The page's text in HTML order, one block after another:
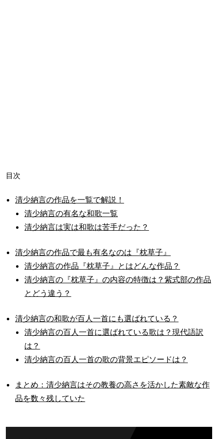
目次
清少納言の作品を一覧で解説！
清少納言の有名な和歌一覧
清少納言は実は和歌は苦手だった？
清少納言の作品で最も有名なのは『枕草子』
清少納言の作品『枕草子』とはどんな作品？
清少納言の『枕草子』の内容の特徴は？紫式部の作品
とどう違う？
清少納言の和歌が百人一首にも選ばれている？
清少納言の百人一首に選ばれている歌は？現代語訳
は？
清少納言の百人一首の歌の背景エピソードは？
まとめ：清少納言はその教養の高さを活かした素敵な作
品を数々残していた